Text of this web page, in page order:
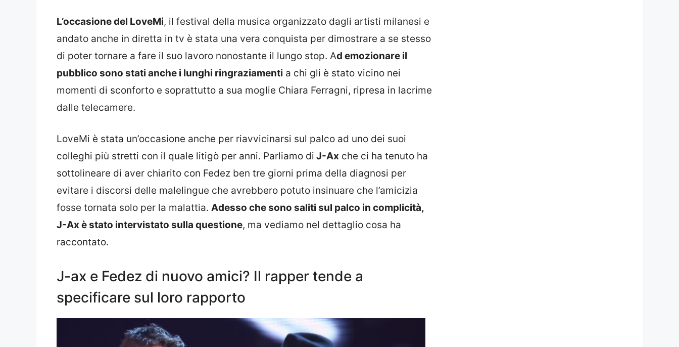
L’occasione del LoveMi, il festival della musica organizzato dagli artisti milanesi e
andato anche in diretta in tv è stata una vera conquista per dimostrare a se stesso
di poter tornare a fare il suo lavoro nonostante il lungo stop. Ad emozionare il
pubblico sono stati anche i lunghi ringraziamenti a chi gli è stato vicino nei
momenti di sconforto e soprattutto a sua moglie Chiara Ferragni, ripresa in lacrime
dalle telecamere.
LoveMi è stata un’occasione anche per riavvicinarsi sul palco ad uno dei suoi
colleghi più stretti con il quale litigò per anni. Parliamo di J-Ax che ci ha tenuto ha
sottolineare di aver chiarito con Fedez ben tre giorni prima della diagnosi per
evitare i discorsi delle malelingue che avrebbero potuto insinuare che l’amicizia
fosse tornata solo per la malattia. Adesso che sono saliti sul palco in complicità,
J-Ax è stato intervistato sulla questione, ma vediamo nel dettaglio cosa ha
raccontato.
J-ax e Fedez di nuovo amici? Il rapper tende a
specificare sul loro rapporto